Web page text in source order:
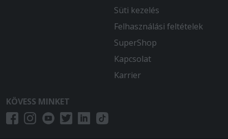
Süti kezelés
Felhasználási feltételek
SuperShop
Kapcsolat
Karrier
KÖVESS MINKET